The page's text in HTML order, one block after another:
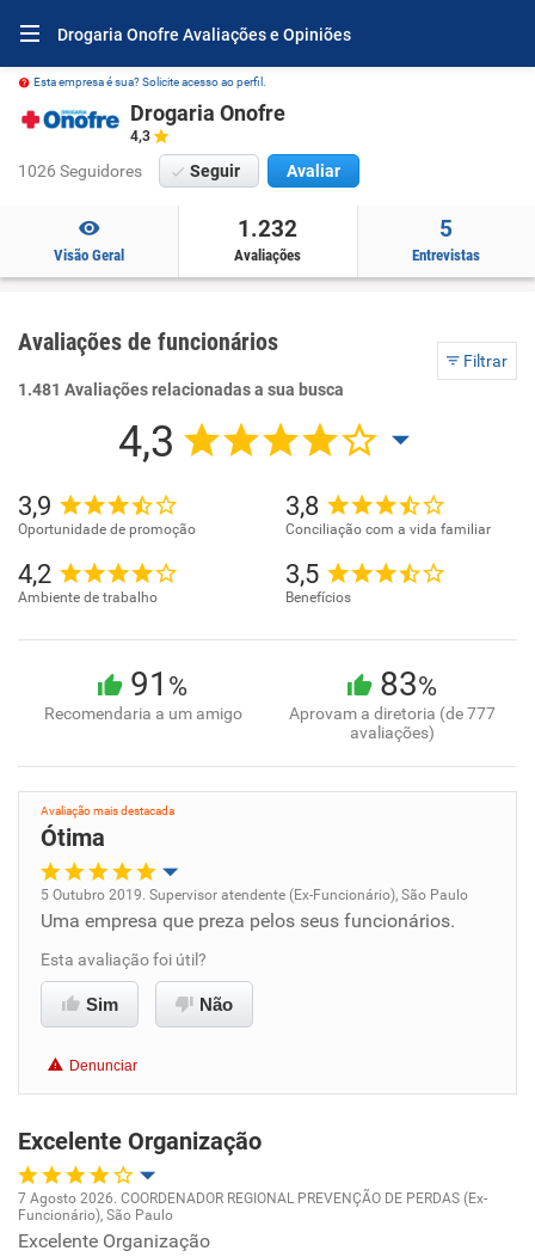
Drogaria Onofre Avaliações e Opiniões
Esta empresa é sua? Solicite acesso ao perfil.
Drogaria Onofre
4,3
1026 Seguidores Seguir Avaliar
Visão Geral
1.232
Avaliações
5
Entrevistas
Avaliações de funcionários
Filtrar
1.481 Avaliações relacionadas a sua busca
4,3
3,9
Oportunidade de promoção
3,8
Conciliação com a vida familiar
4,2
Ambiente de trabalho
3,5
Benefícios
91 %
Recomendaria a um amigo
83%
Aprovam a diretoria (de 777
avaliações)
Avaliação mais destacada
Ótima
Oportunidade de promoção
Ambiente de trabalho
Benefícios
Recomenda esta empresa
Recomenda a diretoria
5 Outubro 2019. Supervisor atendente (Ex-Funcionário), São Paulo
Uma empresa que preza pelos seus funcionários.
Esta avaliação foi útil?
Sim Não
Denunciar
Excelente Organização
Oportunidade de promoção
7 Agosto 2026. COORDENADOR REGIONAL PREVENÇÃO DE PERDAS (Ex-
Funcionário), São Paulo
Excelente Organização